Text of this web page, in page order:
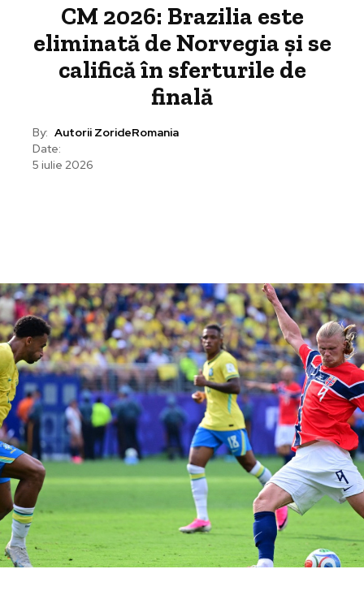
CM 2026: Brazilia este
eliminată de Norvegia și se
califică în sferturile de
finală
By: Autorii ZorideRomania
Date:
5 iulie 2026